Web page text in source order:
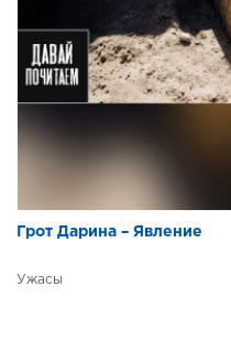
Грот Дарина – Явление
Ужасы